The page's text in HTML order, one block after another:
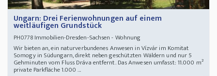
Ungarn: Drei Ferienwohnungen auf einem
weitläufigen Grundstück
PH0778Immobilien-Dresden-Sachsen - Wohnung
Wir bieten an, ein naturverbundenes Anwesen in Vízvár im Komitat
Somogy in Südungarn, direkt neben geschützten Wäldern und nur 5
Gehminuten vom Fluss Dráva entfernt. Das Anwesen umfasst: 11.000 m²
private Parkfläche 1.000 ...